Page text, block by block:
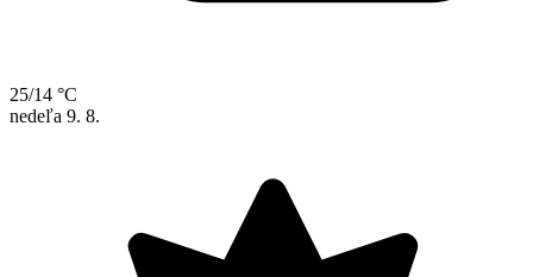
25/14 °C
nedeľa 9. 8.